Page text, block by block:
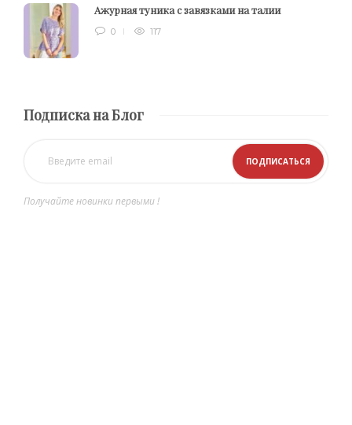
Ажурная туника с завязками на талии
0 117
Подписка на Блог
Получайте новинки первыми !